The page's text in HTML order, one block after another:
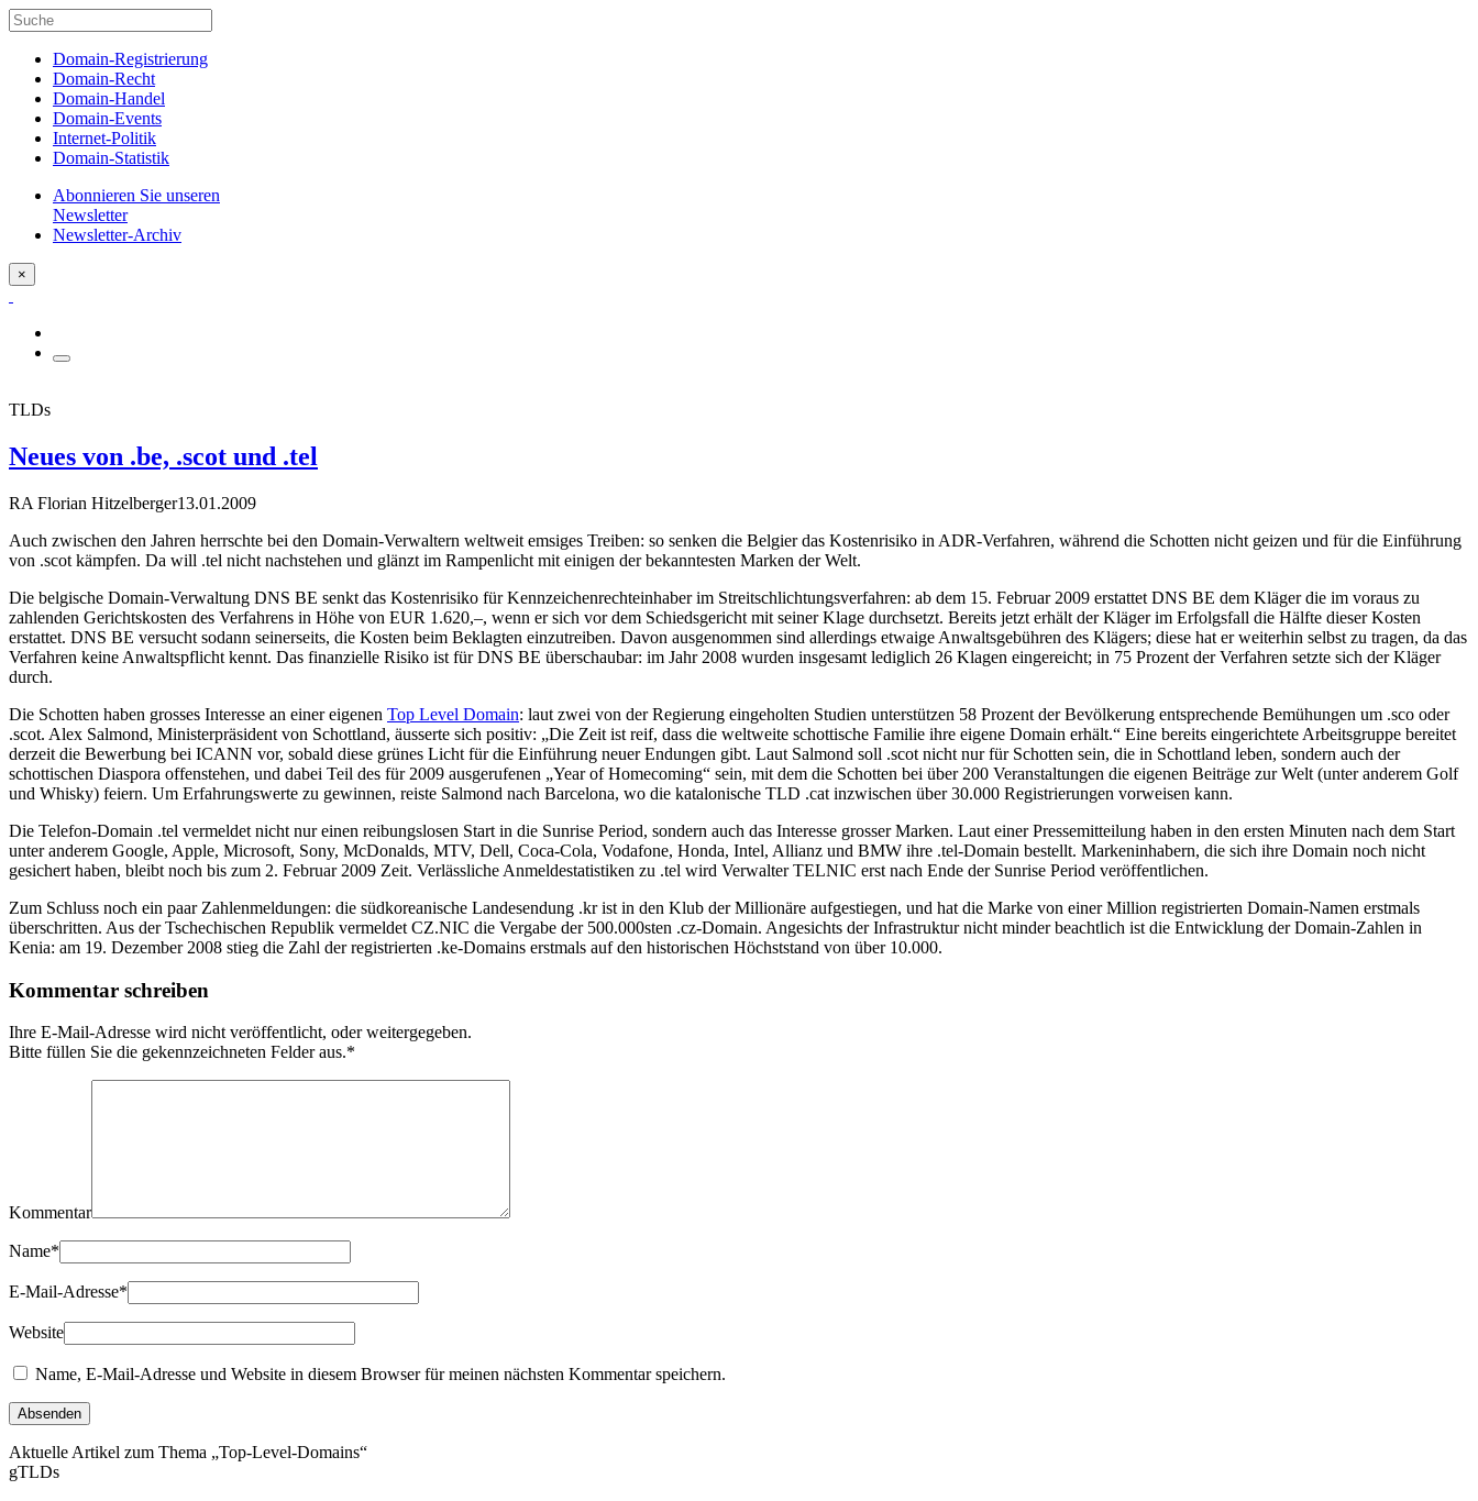
Domain-Registrierung
Domain-Recht
Domain-Handel
Domain-Events
Internet-Politik
Domain-Statistik
Abonnieren Sie unseren
Newsletter
Newsletter-Archiv
×
TLDs
Neues von .be, .scot und .tel
RA Florian Hitzelberger13.01.2009
Auch zwischen den Jahren herrschte bei den Domain-Verwaltern weltweit emsiges Treiben: so senken die Belgier das Kostenrisiko in ADR-Verfahren, während die Schotten nicht geizen und für die Einführung
von .scot kämpfen. Da will .tel nicht nachstehen und glänzt im Rampenlicht mit einigen der bekanntesten Marken der Welt.
Die belgische Domain-Verwaltung DNS BE senkt das Kostenrisiko für Kennzeichenrechteinhaber im Streitschlichtungsverfahren: ab dem 15. Februar 2009 erstattet DNS BE dem Kläger die im voraus zu
zahlenden Gerichtskosten des Verfahrens in Höhe von EUR 1.620,–, wenn er sich vor dem Schiedsgericht mit seiner Klage durchsetzt. Bereits jetzt erhält der Kläger im Erfolgsfall die Hälfte dieser Kosten
erstattet. DNS BE versucht sodann seinerseits, die Kosten beim Beklagten einzutreiben. Davon ausgenommen sind allerdings etwaige Anwaltsgebühren des Klägers; diese hat er weiterhin selbst zu tragen, da das
Verfahren keine Anwaltspflicht kennt. Das finanzielle Risiko ist für DNS BE überschaubar: im Jahr 2008 wurden insgesamt lediglich 26 Klagen eingereicht; in 75 Prozent der Verfahren setzte sich der Kläger
durch.
Die Schotten haben grosses Interesse an einer eigenen Top Level Domain: laut zwei von der Regierung eingeholten Studien unterstützen 58 Prozent der Bevölkerung entsprechende Bemühungen um .sco oder
.scot. Alex Salmond, Ministerpräsident von Schottland, äusserte sich positiv: „Die Zeit ist reif, dass die weltweite schottische Familie ihre eigene Domain erhält.“ Eine bereits eingerichtete Arbeitsgruppe bereitet
derzeit die Bewerbung bei ICANN vor, sobald diese grünes Licht für die Einführung neuer Endungen gibt. Laut Salmond soll .scot nicht nur für Schotten sein, die in Schottland leben, sondern auch der
schottischen Diaspora offenstehen, und dabei Teil des für 2009 ausgerufenen „Year of Homecoming“ sein, mit dem die Schotten bei über 200 Veranstaltungen die eigenen Beiträge zur Welt (unter anderem Golf
und Whisky) feiern. Um Erfahrungswerte zu gewinnen, reiste Salmond nach Barcelona, wo die katalonische TLD .cat inzwischen über 30.000 Registrierungen vorweisen kann.
Die Telefon-Domain .tel vermeldet nicht nur einen reibungslosen Start in die Sunrise Period, sondern auch das Interesse grosser Marken. Laut einer Pressemitteilung haben in den ersten Minuten nach dem Start
unter anderem Google, Apple, Microsoft, Sony, McDonalds, MTV, Dell, Coca-Cola, Vodafone, Honda, Intel, Allianz und BMW ihre .tel-Domain bestellt. Markeninhabern, die sich ihre Domain noch nicht
gesichert haben, bleibt noch bis zum 2. Februar 2009 Zeit. Verlässliche Anmeldestatistiken zu .tel wird Verwalter TELNIC erst nach Ende der Sunrise Period veröffentlichen.
Zum Schluss noch ein paar Zahlenmeldungen: die südkoreanische Landesendung .kr ist in den Klub der Millionäre aufgestiegen, und hat die Marke von einer Million registrierten Domain-Namen erstmals
überschritten. Aus der Tschechischen Republik vermeldet CZ.NIC die Vergabe der 500.000sten .cz-Domain. Angesichts der Infrastruktur nicht minder beachtlich ist die Entwicklung der Domain-Zahlen in
Kenia: am 19. Dezember 2008 stieg die Zahl der registrierten .ke-Domains erstmals auf den historischen Höchststand von über 10.000.
Kommentar schreiben
Ihre E-Mail-Adresse wird nicht veröffentlicht, oder weitergegeben.
Bitte füllen Sie die gekennzeichneten Felder aus.*
Kommentar
Name*
E-Mail-Adresse*
Website
Name, E-Mail-Adresse und Website in diesem Browser für meinen nächsten Kommentar speichern.
Aktuelle Artikel zum Thema „Top-Level-Domains“
gTLDs